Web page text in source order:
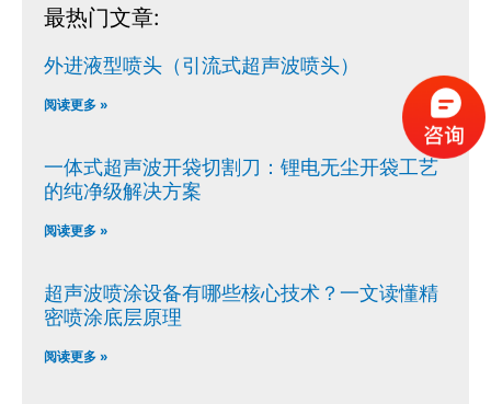
最热门文章:
外进液型喷头（引流式超声波喷头）
阅读更多 »
一体式超声波开袋切割刀：锂电无尘开袋工艺
的纯净级解决方案
阅读更多 »
超声波喷涂设备有哪些核心技术？一文读懂精
密喷涂底层原理
阅读更多 »